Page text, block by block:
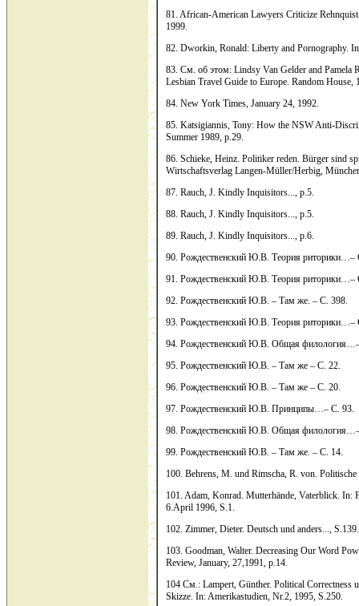
81. African-American Lawyers Criticize
1999.
82. Dworkin, Ronald: Liberty and Pornography.
83. См. об этом: Lindsy Van Gelder and Pamela
Lesbian Travel Guide to Europe. Random House,
84. New York Times, January 24, 1992.
85. Katsigiannis, Tony: How the NSW Anti-
Summer 1989, p.29.
86. Schieke, Heinz. Politiker reden. Bürger sind
Wirtschaftsverlag Langen-Müller/Herbig,
87. Rauch, J. Kindly Inquisitors..., p.5.
88. Rauch, J. Kindly Inquisitors..., p.5.
89. Rauch, J. Kindly Inquisitors..., p.6.
90. Рождественский Ю.В. Теория риторики…–
91. Рождественский Ю.В. Теория риторики…–
92. Рождественский Ю.В. – Там же. – С. 398.
93. Рождественский Ю.В. Теория риторики…–
94. Рождественский Ю.В. Общая
95. Рождественский Ю.В. – Там же – С. 22.
96. Рождественский Ю.В. – Там же – С. 20.
97. Рождественский Ю.В. Принципы…– С. 93.
98. Рождественский Ю.В. Общая
99. Рождественский Ю.В. – Там же. – С. 14.
100. Behrens, M. und Rimscha, R. von.
101. Adam, Konrad. Mutterhände, Vaterblick.
6.April 1996, S.1.
102. Zimmer, Dieter. Deutsch und anders..., S.139.
103. Goodman, Walter. Decreasing Our Word
Review, January, 27,1991, p.14.
104 См.: Lampert, Günther. Political
Skizze. In: Amerikastudien, Nr.2, 1995, S.250.